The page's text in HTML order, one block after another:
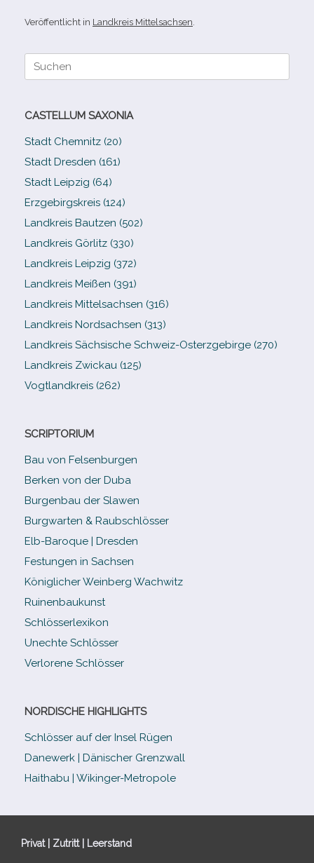
Veröffentlicht in Landkreis Mittelsachsen
Suche
CASTELLUM SAXONIA
Stadt Chemnitz (20)
Stadt Dresden (161)
Stadt Leipzig (64)
Erzgebirgskreis (124)
Landkreis Bautzen (502)
Landkreis Görlitz (330)
Landkreis Leipzig (372)
Landkreis Meißen (391)
Landkreis Mittelsachsen (316)
Landkreis Nordsachsen (313)
Landkreis Sächsische Schweiz-​Osterzgebirge (270)
Landkreis Zwickau (125)
Vogtlandkreis (262)
SCRIPTORIUM
Bau von Felsenburgen
Berken von der Duba
Burgenbau der Slawen
Burgwarten & Raubschlösser
Elb-​Baroque | Dresden
Festungen in Sachsen
Königlicher Weinberg Wachwitz
Ruinenbaukunst
Schlösserlexikon
Unechte Schlösser
Verlorene Schlösser
NORDISCHE HIGHLIGHTS
Schlösser auf der Insel Rügen
Danewerk | Dänischer Grenzwall
Haithabu | Wikinger-Metropole
Privat | Zutritt | Leerstand